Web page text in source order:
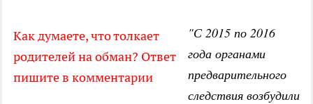
Как думаете, что толкает
родителей на обман? Ответ
пишите в комментарии
"С 2015 по 2016
года органами
предварительного
следствия возбудили